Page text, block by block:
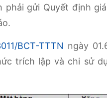
phải gửi Quyết định
BCT-TTTN ngày
trích lập và chi sử